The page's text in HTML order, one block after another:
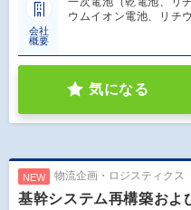
会社
概要
ウムイオン電池、リチ
気になる
NEW 物流企画・ロジスティクス
基幹システム再構築お